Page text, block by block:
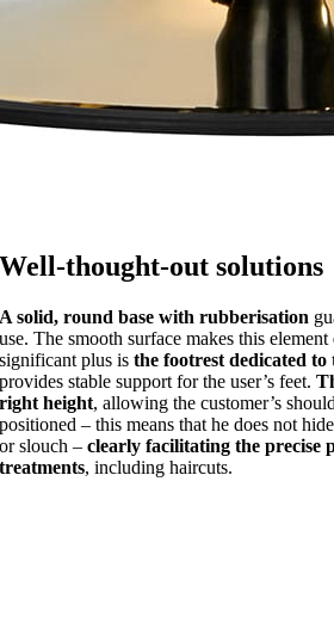
Well-thought-out solutions
A solid, round base with rubberisation
use. The smooth surface makes this element
significant plus isthe footrest dedicated to
provides stable support for the user’s feet.
right height, allowing the customer’s
positioned – this means that he does not
or slouch –clearly facilitating the precise
treatments, including haircuts.